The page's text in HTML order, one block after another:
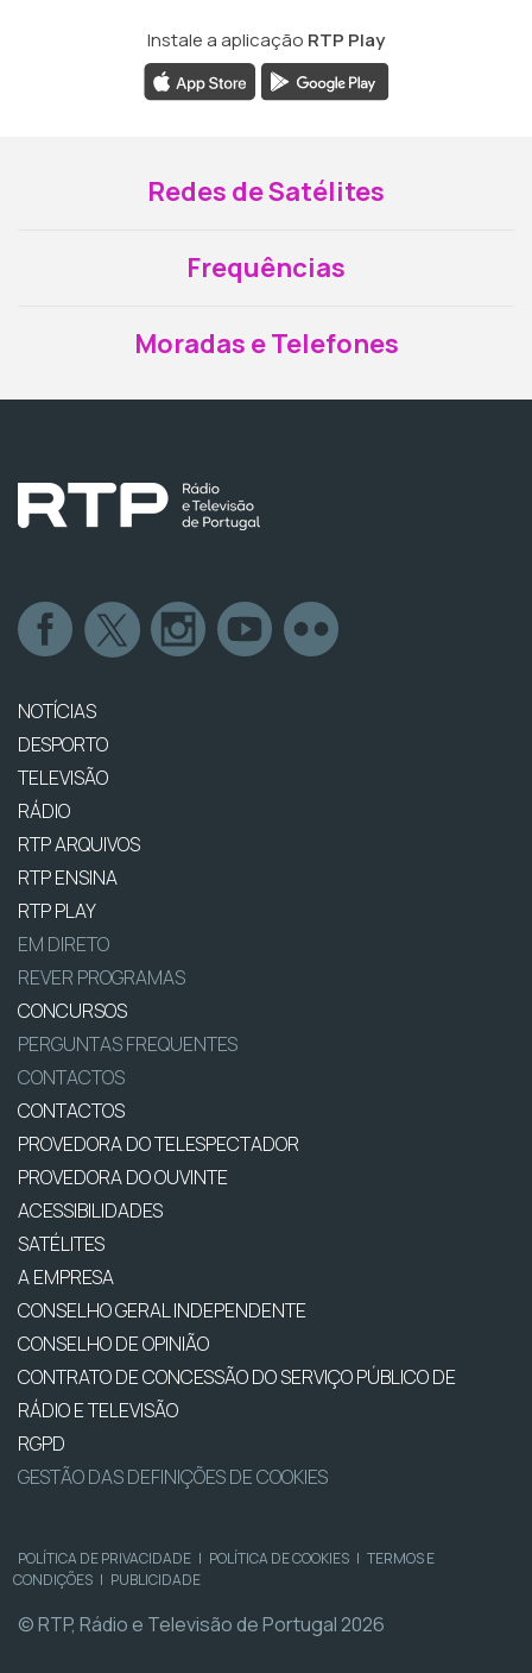
Instale a aplicação RTP Play
Redes de Satélites
Frequências
Moradas e Telefones
NOTÍCIAS
DESPORTO
TELEVISÃO
RÁDIO
RTP ARQUIVOS
RTP ENSINA
RTP PLAY
EM DIRETO
REVER PROGRAMAS
CONCURSOS
PERGUNTAS FREQUENTES
CONTACTOS
CONTACTOS
PROVEDORA DO TELESPECTADOR
PROVEDORA DO OUVINTE
ACESSIBILIDADES
SATÉLITES
A EMPRESA
CONSELHO GERAL INDEPENDENTE
CONSELHO DE OPINIÃO
CONTRATO DE CONCESSÃO DO SERVIÇO PÚBLICO DE
RÁDIO E TELEVISÃO
RGPD
GESTÃO DAS DEFINIÇÕES DE COOKIES
POLÍTICA DE PRIVACIDADE | POLÍTICA DE COOKIES | TERMOS E
CONDIÇÕES | PUBLICIDADE
© RTP, Rádio e Televisão de Portugal 2026